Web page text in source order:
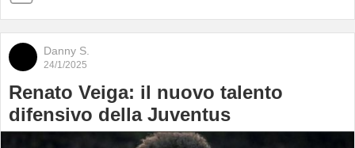
Danny S.
24/1/2025
Renato Veiga: il nuovo talento
difensivo della Juventus